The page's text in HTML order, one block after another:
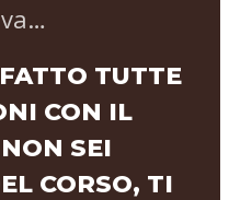
TUTTE
CON IL
SEI
CORSO, TI